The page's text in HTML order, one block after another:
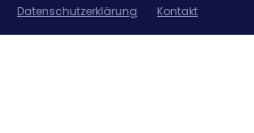
Datenschutzerklärung Kontakt